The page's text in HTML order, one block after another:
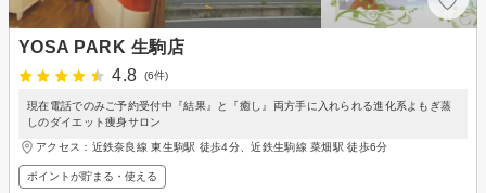
YOSA PARK 生駒店
4.8
(6件)
現在電話でのみご予約受付中『結果』と『癒し』両方手に入れられる進化系よもぎ蒸
しのダイエット痩身サロン
アクセス：近鉄奈良線 東生駒駅 徒歩4分、近鉄生駒線 菜畑駅 徒歩6分
ポイントが貯まる・使える